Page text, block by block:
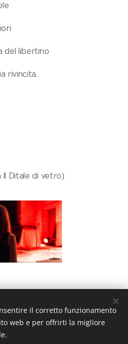
del libertino
rivincita.
Il Ditale di vetro)
il corretto funzionamento
web e per offrirti la migliore